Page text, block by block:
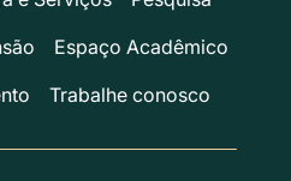
Espaço Acadêmico
Trabalhe conosco